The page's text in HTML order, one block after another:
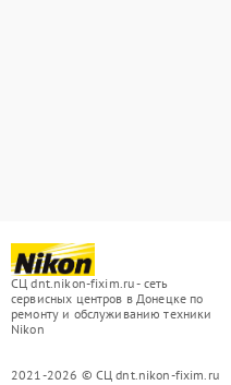
СЦ dnt.nikon-fixim.ru - сеть
сервисных центров в Донецке по
ремонту и обслуживанию техники
Nikon
2021-2026 © СЦ dnt.nikon-fixim.ru